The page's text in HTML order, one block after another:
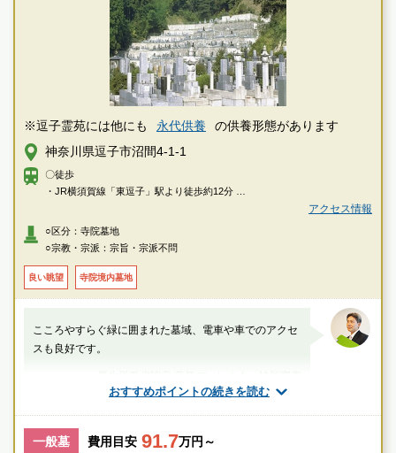
※逗子霊苑には他にも 永代供養
の供養形態があります
神奈川県逗子市沼間4-1-1
〇徒歩
・JR横須賀線「東逗子」駅より徒歩約12分
〇車
・横浜横須賀道路、逗子ICより約3分
アクセス情報
○区分：寺院墓地
○宗教・宗派：宗旨・宗派不問
良い眺望 寺院境内墓地
おすすめポイントの続きを読む
こころやすらぐ緑に囲まれた墓域、電車や車でのアクセ
スも良好です。
厚生労働省認定 葬祭ディレクター技能審査
1級葬祭ディレクター 田中（業界歴15年）
神奈川県 逗子市 東逗子駅
一般墓 費用目安 91.7万円～